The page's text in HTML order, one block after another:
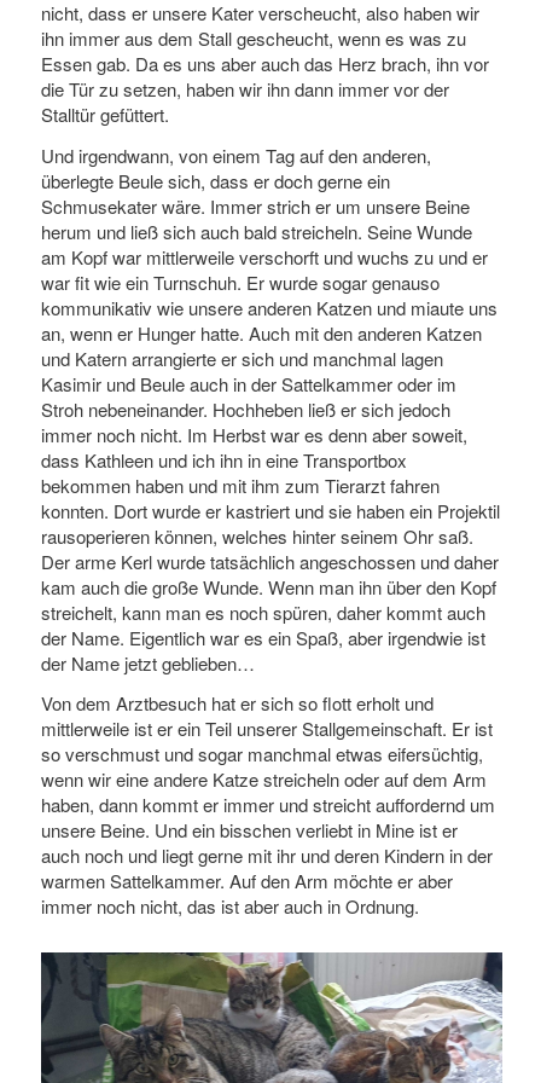
nicht, dass er unsere Kater verscheucht, also haben wir
ihn immer aus dem Stall gescheucht, wenn es was zu
Essen gab. Da es uns aber auch das Herz brach, ihn vor
die Tür zu setzen, haben wir ihn dann immer vor der
Stalltür gefüttert.
Und irgendwann, von einem Tag auf den anderen,
überlegte Beule sich, dass er doch gerne ein
Schmusekater wäre. Immer strich er um unsere Beine
herum und ließ sich auch bald streicheln. Seine Wunde
am Kopf war mittlerweile verschorft und wuchs zu und er
war fit wie ein Turnschuh. Er wurde sogar genauso
kommunikativ wie unsere anderen Katzen und miaute uns
an, wenn er Hunger hatte. Auch mit den anderen Katzen
und Katern arrangierte er sich und manchmal lagen
Kasimir und Beule auch in der Sattelkammer oder im
Stroh nebeneinander. Hochheben ließ er sich jedoch
immer noch nicht. Im Herbst war es denn aber soweit,
dass Kathleen und ich ihn in eine Transportbox
bekommen haben und mit ihm zum Tierarzt fahren
konnten. Dort wurde er kastriert und sie haben ein Projektil
rausoperieren können, welches hinter seinem Ohr saß.
Der arme Kerl wurde tatsächlich angeschossen und daher
kam auch die große Wunde. Wenn man ihn über den Kopf
streichelt, kann man es noch spüren, daher kommt auch
der Name. Eigentlich war es ein Spaß, aber irgendwie ist
der Name jetzt geblieben…
Von dem Arztbesuch hat er sich so flott erholt und
mittlerweile ist er ein Teil unserer Stallgemeinschaft. Er ist
so verschmust und sogar manchmal etwas eifersüchtig,
wenn wir eine andere Katze streicheln oder auf dem Arm
haben, dann kommt er immer und streicht auffordernd um
unsere Beine. Und ein bisschen verliebt in Mine ist er
auch noch und liegt gerne mit ihr und deren Kindern in der
warmen Sattelkammer. Auf den Arm möchte er aber
immer noch nicht, das ist aber auch in Ordnung.